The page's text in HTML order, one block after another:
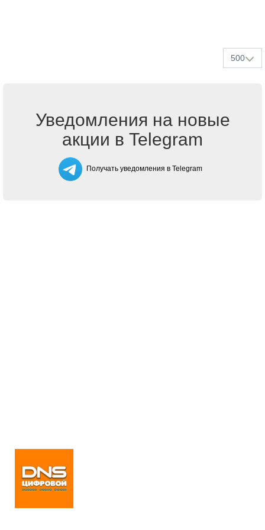
500
Уведомления на новые
акции в Telegram
Получать уведомления в Telegram